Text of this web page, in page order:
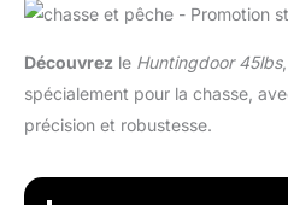
Découvrez le Huntingdoor 45lbs
spécialement pour la chasse,
précision et robustesse.